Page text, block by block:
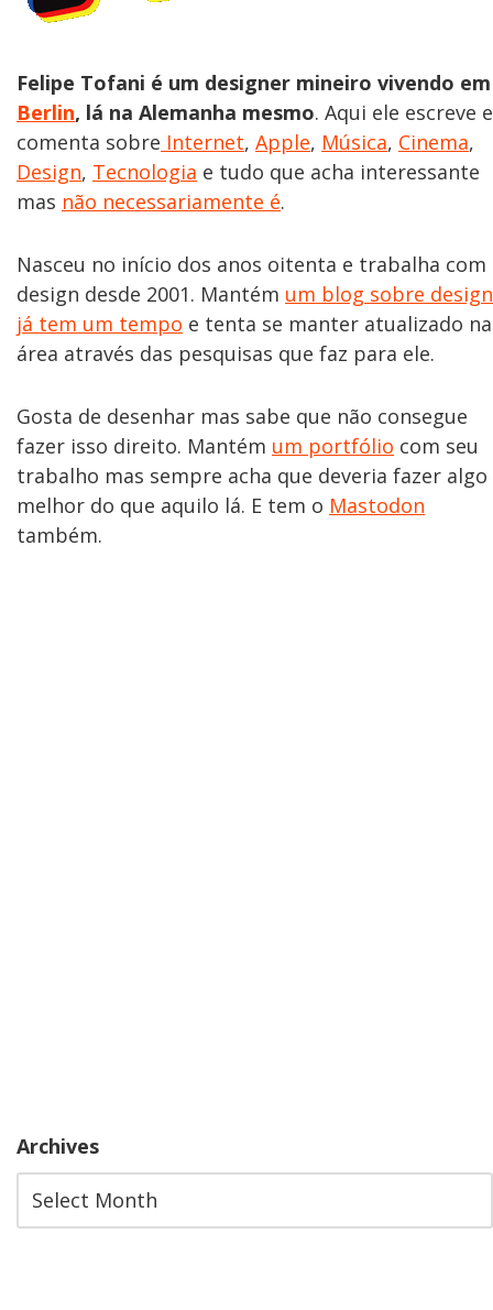
Felipe Tofani é um designer mineiro vivendo em
Berlin, lá na Alemanha mesmo. Aqui ele escreve e
comenta sobre Internet, Apple, Música, Cinema,
Design, Tecnologia e tudo que acha interessante
mas não necessariamente é.
Nasceu no início dos anos oitenta e trabalha com
design desde 2001. Mantém um blog sobre design
já tem um tempo e tenta se manter atualizado na
área através das pesquisas que faz para ele.
Gosta de desenhar mas sabe que não consegue
fazer isso direito. Mantém um portfólio com seu
trabalho mas sempre acha que deveria fazer algo
melhor do que aquilo lá. E tem o Mastodon
também.
Archives